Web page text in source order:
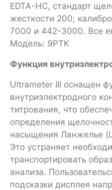
EDTA-HC, стандарт
жесткости 200;
7000 и 442-3000. Все
Модель: 9PTK
Функция
Ultrameter III оснащен
внутриэлектродного
титрования, что
определения
насыщения Ланжелье
Это устраняет
транспортировать
анализа.
подсказки дисплея